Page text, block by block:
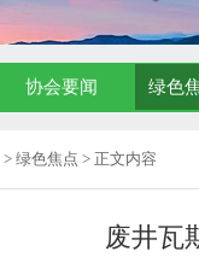
协会要闻 绿色
> 绿色焦点 > 正文内容
废井瓦